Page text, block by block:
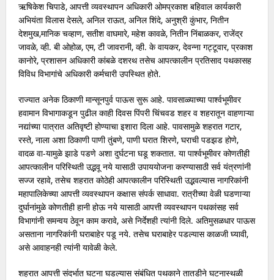
ऋषिकेश चिपाडे, आपत्ती व्यवस्थापन अधिकारी ओमप्रकाश बहिवाल कार्यकारी
अभियंता विलास देसले, अनिल राऊत, अनिल शिंदे, अनुश्री कुंभार, नितीन
देशमुख,मानिक चव्हाण, सतीश वाघमारे, महेश कावळे, नितीन निंबाळकर, राजेंद्र
जावळे, व्ही. बी ओहोळ, एम, टी जावरानी, व्ही. के वायकर, देवन्ना गट्टूवार, प्रकाश
कानोरे, प्रशासन अधिकारी कांबळे दशरथ तसेच आपत्कालीन प्रतिसाद पथकासह
विविध विभागांचे अधिकारी कर्मचारी उपस्थित होते.
राज्यात अनेक ठिकाणी मान्सूनपुर्व पाऊस सुरू आहे. पावसाळ्याच्या पार्श्वभूमीवर
हवामान विभागाकडून पुढील काही दिवस पिंपरी चिंचवड शहर व शहरातून वाहणाऱ्या
नद्यांच्या पात्रात अतिवृष्टी होण्याचा इशारा दिला आहे. पावसामुळे शहरात गटार,
रस्ते, नाला अशा ठिकाणी पाणी तुंबणे, पाणी घरात शिरणे, घराची पडझड होणे,
वादळ वा-यामुळे झाडे पडणे अशा दुर्घटना घडू शकतात. या पार्श्वभूमीवर कोणतीही
आपत्कालीन परिस्थिती उद्भवू नये यासाठी उपाययोजना करण्यासाठी सर्व यंत्रणांनी
सज्ज रहावे, तसेच शहरात कोठेही आपत्कालीन परिस्थिती उद्भवल्यास नागरिकांनी
महापालिकेच्या आपत्ती व्यवस्थापन कक्षास संपर्क साधावा. रात्रीच्या वेळी घडणाऱ्या
दुर्घानांमुळे कोणतीही हानी होऊ नये यासाठी आपत्ती व्यवस्थापन पथकांसह सर्व
विभागांनी समन्वय ठेवून काम करावे, असे निर्देशही त्यांनी दिले. अतिमुसळधार पाऊस
असताना नागरिकांनी घराबाहेर पडू नये. तसेच घराबाहेर पडल्यास काळजी घ्यावी,
असे आवाहनही त्यांनी यावेळी केले.
शहरात आपत्ती संदर्भात घटना घडल्यास संबंधित पथकाने तातडीने घटनास्थळी